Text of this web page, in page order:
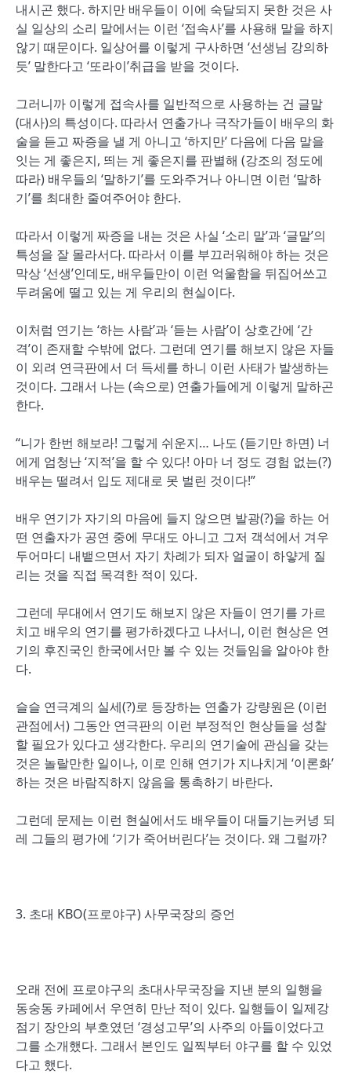
내시곤 했다. 하지만 배우들이 이에 숙달되지 못한 것은 사
실 일상의 소리 말에서는 이런 ‘접속사’를 사용해 말을 하지
않기 때문이다. 일상어를 이렇게 구사하면 ‘선생님 강의하
듯’ 말한다고 ‘또라이’취급을 받을 것이다.
그러니까 이렇게 접속사를 일반적으로 사용하는 건 글말
(대사)의 특성이다. 따라서 연출가나 극작가들이 배우의 화
술을 듣고 짜증을 낼 게 아니고 ‘하지만’ 다음에 다음 말을
잇는 게 좋은지, 띄는 게 좋은지를 판별해 (강조의 정도에
따라) 배우들의 ‘말하기’를 도와주거나 아니면 이런 ‘말하
기’를 최대한 줄여주어야 한다.
따라서 이렇게 짜증을 내는 것은 사실 ‘소리 말’과 ‘글말’의
특성을 잘 몰라서다. 따라서 이를 부끄러워해야 하는 것은
막상 ‘선생’인데도, 배우들만이 이런 억울함을 뒤집어쓰고
두려움에 떨고 있는 게 우리의 현실이다.
이처럼 연기는 ‘하는 사람’과 ‘듣는 사람’이 상호간에 ‘간
격’이 존재할 수밖에 없다. 그런데 연기를 해보지 않은 자들
이 외려 연극판에서 더 득세를 하니 이런 사태가 발생하는
것이다. 그래서 나는 (속으로) 연출가들에게 이렇게 말하곤
한다.
“니가 한번 해보라! 그렇게 쉬운지… 나도 (듣기만 하면) 너
에게 엄청난 ‘지적’을 할 수 있다! 아마 너 정도 경험 없는(?)
배우는 떨려서 입도 제대로 못 벌린 것이다!”
배우 연기가 자기의 마음에 들지 않으면 발광(?)을 하는 어
떤 연출자가 공연 중에 무대도 아니고 그저 객석에서 겨우
두어마디 내뱉으면서 자기 차례가 되자 얼굴이 하얗게 질
리는 것을 직접 목격한 적이 있다.
그런데 무대에서 연기도 해보지 않은 자들이 연기를 가르
치고 배우의 연기를 평가하겠다고 나서니, 이런 현상은 연
기의 후진국인 한국에서만 볼 수 있는 것들임을 알아야 한
다.
슬슬 연극계의 실세(?)로 등장하는 연출가 강량원은 (이런
관점에서) 그동안 연극판의 이런 부정적인 현상들을 성찰
할 필요가 있다고 생각한다. 우리의 연기술에 관심을 갖는
것은 놀랄만한 일이나, 이로 인해 연기가 지나치게 ‘이론화’
하는 것은 바람직하지 않음을 통촉하기 바란다.
그런데 문제는 이런 현실에서도 배우들이 대들기는커녕 되
레 그들의 평가에 ‘기가 죽어버린다’는 것이다. 왜 그럴까?
3. 초대 KBO(프로야구) 사무국장의 증언
오래 전에 프로야구의 초대사무국장을 지낸 분의 일행을
동숭동 카페에서 우연히 만난 적이 있다. 일행들이 일제강
점기 장안의 부호였던 ‘경성고무’의 사주의 아들이었다고
그를 소개했다. 그래서 본인도 일찍부터 야구를 할 수 있었
다고 했다.